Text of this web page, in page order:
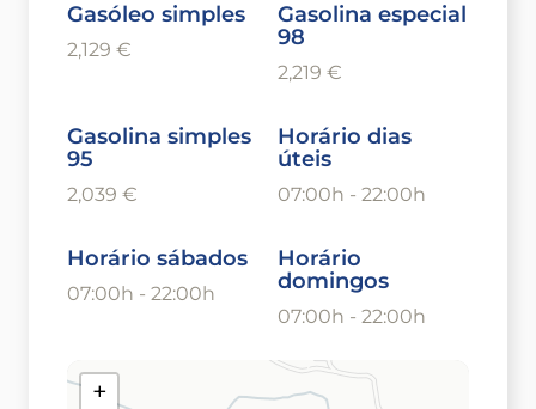
Gasóleo simples
2,129 €
Gasolina especial
98
2,219 €
Gasolina simples
95
2,039 €
Horário dias
úteis
07:00h - 22:00h
Horário sábados
07:00h - 22:00h
Horário
domingos
07:00h - 22:00h
+